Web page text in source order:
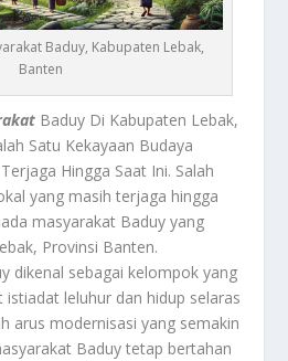
Baduy, Kabupaten Lebak,
Banten
Baduy Di Kabupaten Lebak,
Satu Kekayaan Budaya
Hingga Saat Ini. Salah
yang masih terjaga hingga
masyarakat Baduy yang
Provinsi Banten.
dikenal sebagai kelompok yang
leluhur dan hidup selaras
arus modernisasi yang semakin
Baduy tetap bertahan